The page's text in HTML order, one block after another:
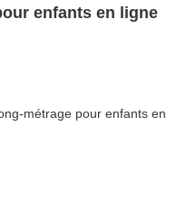
enfants en ligne